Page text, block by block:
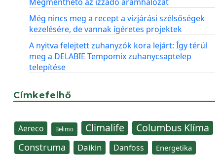
Még nincs meg a recept a vízjárási szélsőségek
kezelésére, de vannak ígéretes projektek
A nyitva felejtett zuhanyzók kora lejárt: Így térül
meg a DELABIE Tempomix zuhanycsaptelep
telepítése
Címkefelhő
Aereco Belimo Climalife Columbus Klíma
Construma Daikin Danfoss Energetika